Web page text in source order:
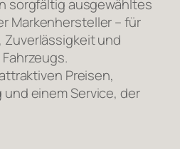
sorgfältig ausgewähltes
Markenhersteller – für
Zuverlässigkeit und
Preisen,
einem Service, der